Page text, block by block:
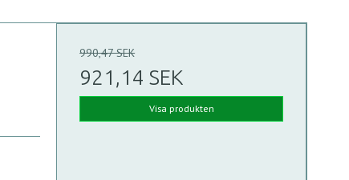
990,47 SEK
921,14 SEK
Visa produkten